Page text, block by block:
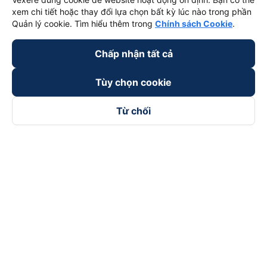
xem chi tiết hoặc thay đổi lựa chọn bất kỳ lúc nào trong phần
Quản lý cookie. Tìm hiểu thêm trong Chính sách Cookie.
Chấp nhận tất cả
Tùy chọn cookie
Từ chối